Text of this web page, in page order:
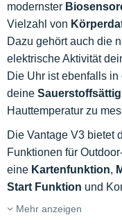
modernster
Vielzahl von
Dazu gehört auch die
elektrische Aktivität
Die Uhr ist ebenfalls in
deine
Hauttemperatur zu
Die Vantage V3 bietet
Funktionen für
eine Kartenfunktion,
Start Funktion und
Mehr anzeigen